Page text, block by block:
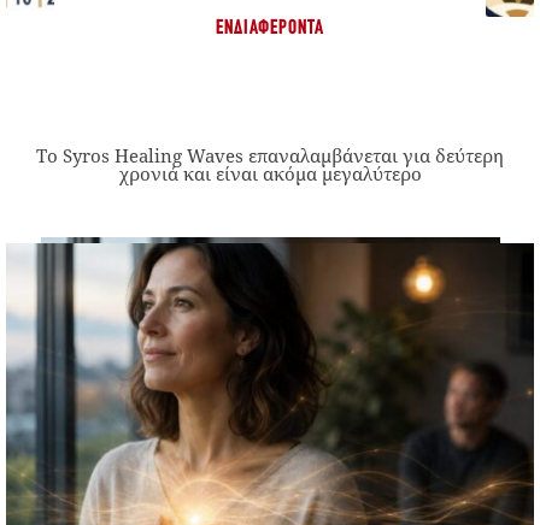
ΕΝΔΙΑΦΈΡΟΝΤΑ
Το Syros Healing Waves επαναλαμβάνεται για δεύτερη
χρονιά και είναι ακόμα μεγαλύτερο